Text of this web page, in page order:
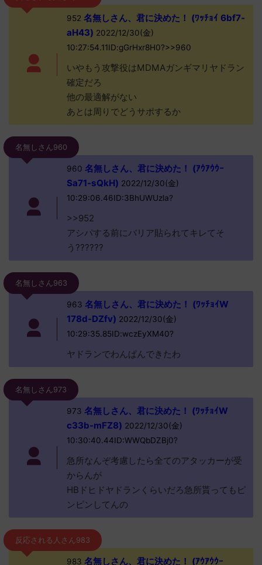
952 名無しさん、君に決めた！ (ﾜｯﾁｮｲ 6bf7-
aH43) 2022/12/30(金)
10:27:54.11ID:gGrHxr8H0?>>960
いやもう攻撃役はMDMAガンギマリヤドラン
確定だろ
他の最適解がない
あとは周りでどうサポするか
名無しさん960
960 名無しさん、君に決めた！ (ｱｳｱｳｳｰ
Sa71-sQkH) 2022/12/30(金)
10:29:06.46ID:3BhUWUzla?
>>952
アシパする前にバリア貼られてキレてそ
う??????
名無しさん963
963 名無しさん、君に決めた！ (ﾜｯﾁｮｲW
178d-DZfv) 2022/12/30(金)
10:29:35.85ID:wczEyXM40?
ヤドランでわんぱんできたわ
名無しさん973
973 名無しさん、君に決めた！ (ﾜｯﾁｮｲW
c33b-mFZ8) 2022/12/30(金)
10:30:40.44ID:WWQbDZBj0?
急所なんぞ考慮したら全てのアタッカーが受
からんが
HBドヒドヤドランくらいだろ急所貰ってもピ
ンピンしてんの
反応される人さん983
983 名無しさん、君に決めた！ (ｱｳｱｳｳｰ